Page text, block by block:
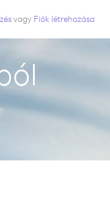
vagy Fiók létrehozása